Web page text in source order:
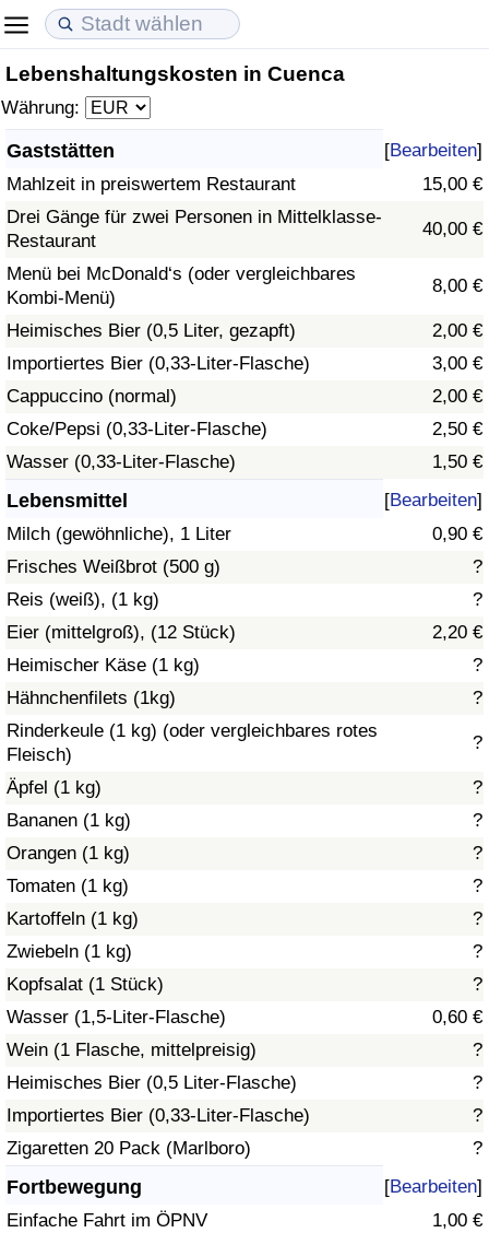
Lebenshaltungskosten in Cuenca
Währung:
Gaststätten [Bearbeiten]
Mahlzeit in preiswertem Restaurant
15,00 €
Drei Gänge für zwei Personen in Mittelklasse-
Restaurant
40,00 €
Menü bei McDonald‘s (oder vergleichbares
Kombi-Menü)
8,00 €
Heimisches Bier (0,5 Liter, gezapft)
2,00 €
Importiertes Bier (0,33-Liter-Flasche)
3,00 €
Cappuccino (normal)
2,00 €
Coke/Pepsi (0,33-Liter-Flasche)
2,50 €
Wasser (0,33-Liter-Flasche)
1,50 €
Lebensmittel [Bearbeiten]
Milch (gewöhnliche), 1 Liter
0,90 €
Frisches Weißbrot (500 g)
?
Reis (weiß), (1 kg)
?
Eier (mittelgroß), (12 Stück)
2,20 €
Heimischer Käse (1 kg)
?
Hähnchenfilets (1kg)
?
Rinderkeule (1 kg) (oder vergleichbares rotes
Fleisch)
?
Äpfel (1 kg)
?
Bananen (1 kg)
?
Orangen (1 kg)
?
Tomaten (1 kg)
?
Kartoffeln (1 kg)
?
Zwiebeln (1 kg)
?
Kopfsalat (1 Stück)
?
Wasser (1,5-Liter-Flasche)
0,60 €
Wein (1 Flasche, mittelpreisig)
?
Heimisches Bier (0,5 Liter-Flasche)
?
Importiertes Bier (0,33-Liter-Flasche)
?
Zigaretten 20 Pack (Marlboro)
?
Fortbewegung [Bearbeiten]
Einfache Fahrt im ÖPNV
1,00 €
Lebenshaltungskosten
Lebenshaltungskosten-Index (aktuell)
Lebenshaltungskosten-Index
Lebenshaltungskosten-Index nach Land
in Akaba
Immobilienpreise
Immobilienpreis-Index (aktuell)
Immobilienpreis-Index
Immobilienpreis-Index nach Land
Lebensqualität
Lebensqualität-Index
Lebensqualität-Index (aktuell)
Lebensqualitätsindex nach Land
Kriminalität
Kriminalitäts-Index (aktuell)
Kriminalitäts-Index
Kriminalitätsindex nach Land
Gesundheitsversorgung
Gesundheitsversorgungs-Index (aktuell)
Gesundheitsversorgungs-Index
Gesundheitsversorgungs-Index nach Land
Umweltverschmutzung
Verschmutzungsindex
Umweltverschmutzungs-Index nach Land
Verkehr
Verkehrs-Index
Verkehrs-Index (aktuell)
Verkehrs-Index nach Land